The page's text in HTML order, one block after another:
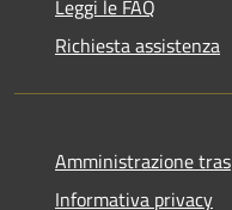
Leggi le FAQ
Richiesta assistenza
Amministrazione
Informativa privacy